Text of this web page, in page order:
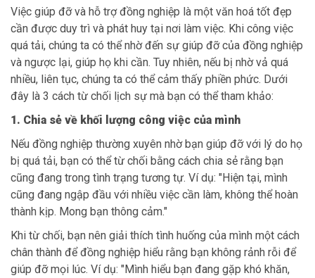
Việc giúp đỡ và hỗ trợ đồng nghiệp là một văn hoá tốt đẹp
cần được duy trì và phát huy tại nơi làm việc. Khi công việc
quá tải, chúng ta có thể nhờ đến sự giúp đỡ của đồng nghiệp
và ngược lại, giúp họ khi cần. Tuy nhiên, nếu bị nhờ vả quá
nhiều, liên tục, chúng ta có thể cảm thấy phiền phức. Dưới
đây là 3 cách từ chối lịch sự mà bạn có thể tham khảo:
1. Chia sẻ về khối lượng công việc của mình
Nếu đồng nghiệp thường xuyên nhờ bạn giúp đỡ với lý do họ
bị quá tải, bạn có thể từ chối bằng cách chia sẻ rằng bạn
cũng đang trong tình trạng tương tự. Ví dụ: "Hiện tại, mình
cũng đang ngập đầu với nhiều việc cần làm, không thể hoàn
thành kịp. Mong bạn thông cảm."
Khi từ chối, bạn nên giải thích tình huống của mình một cách
chân thành để đồng nghiệp hiểu rằng bạn không rảnh rỗi để
giúp đỡ mọi lúc. Ví dụ: "Mình hiểu bạn đang gặp khó khăn,